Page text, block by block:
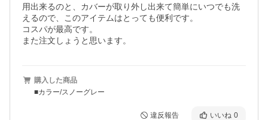
用出来るのと、カバーが取り外し出来て簡単にいつでも洗
えるので、このアイテムはとっても便利です。
コスパが最高です。
また注文しょうと思います。
購入した商品
■カラー/スノーグレー
違反報告 いいね 0